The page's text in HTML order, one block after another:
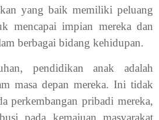
yang baik memiliki peluang
mencapai impian mereka dan
berbagai bidang kehidupan.
pendidikan anak adalah
masa depan mereka. Ini tidak
perkembangan pribadi mereka,